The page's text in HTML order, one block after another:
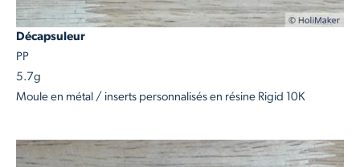
Décapsuleur
PP
5.7g
Moule en métal / inserts personnalisés en résine Rigid 10K